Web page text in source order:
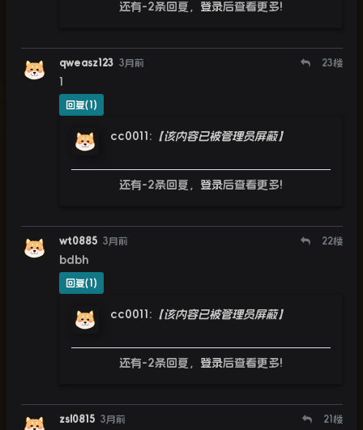
还有-2条回复， 登录后查看更多!
qweasz123 3月前 23楼
1
回复(1)
cc0011 : 【该内容已被管理员屏蔽】
还有-2条回复， 登录后查看更多!
wt0885 3月前 22楼
bdbh
回复(1)
cc0011 : 【该内容已被管理员屏蔽】
还有-2条回复， 登录后查看更多!
zsl0815 3月前 21 楼